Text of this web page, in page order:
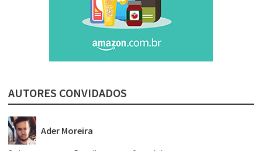
AUTORES CONVIDADOS
Ader Moreira